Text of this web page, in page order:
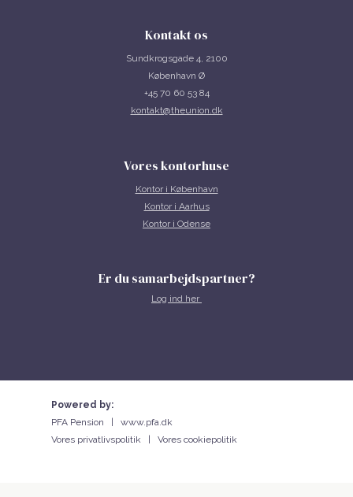
Kontakt os
Sundkrogsgade 4, 2100
København Ø
+45 70 60 53 84
kontakt@theunion.dk
Vores kontorhuse
Kontor i København
Kontor i Aarhus
Kontor i Odense
Er du samarbejdspartner?
Log ind her
Powered by:
PFA Pension | www.pfa.dk
Vores privatlivspolitik
Vores cookiepolitik